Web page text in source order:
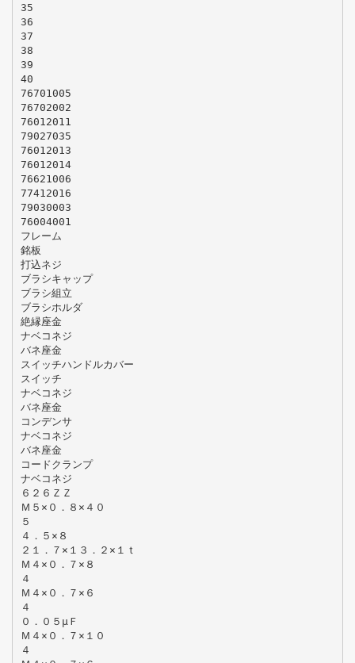
35
36
37
38
39
40
76701005
76702002
76012011
79027035
76012013
76012014
76621006
77412016
79030003
76004001
フレーム
銘板
打込ネジ
ブラシキャップ
ブラシ組立
ブラシホルダ
絶縁座金
ナベコネジ
バネ座金
スイッチハンドルカバー
スイッチ
ナベコネジ
バネ座金
コンデンサ
ナベコネジ
バネ座金
コードクランプ
ナベコネジ
６２６ＺＺ
Ｍ５×０．８×４０
５
４．５×８
２１．７×１３．２×１ｔ
Ｍ４×０．７×８
４
Ｍ４×０．７×６
４
０．０５μＦ
Ｍ４×０．７×１０
４